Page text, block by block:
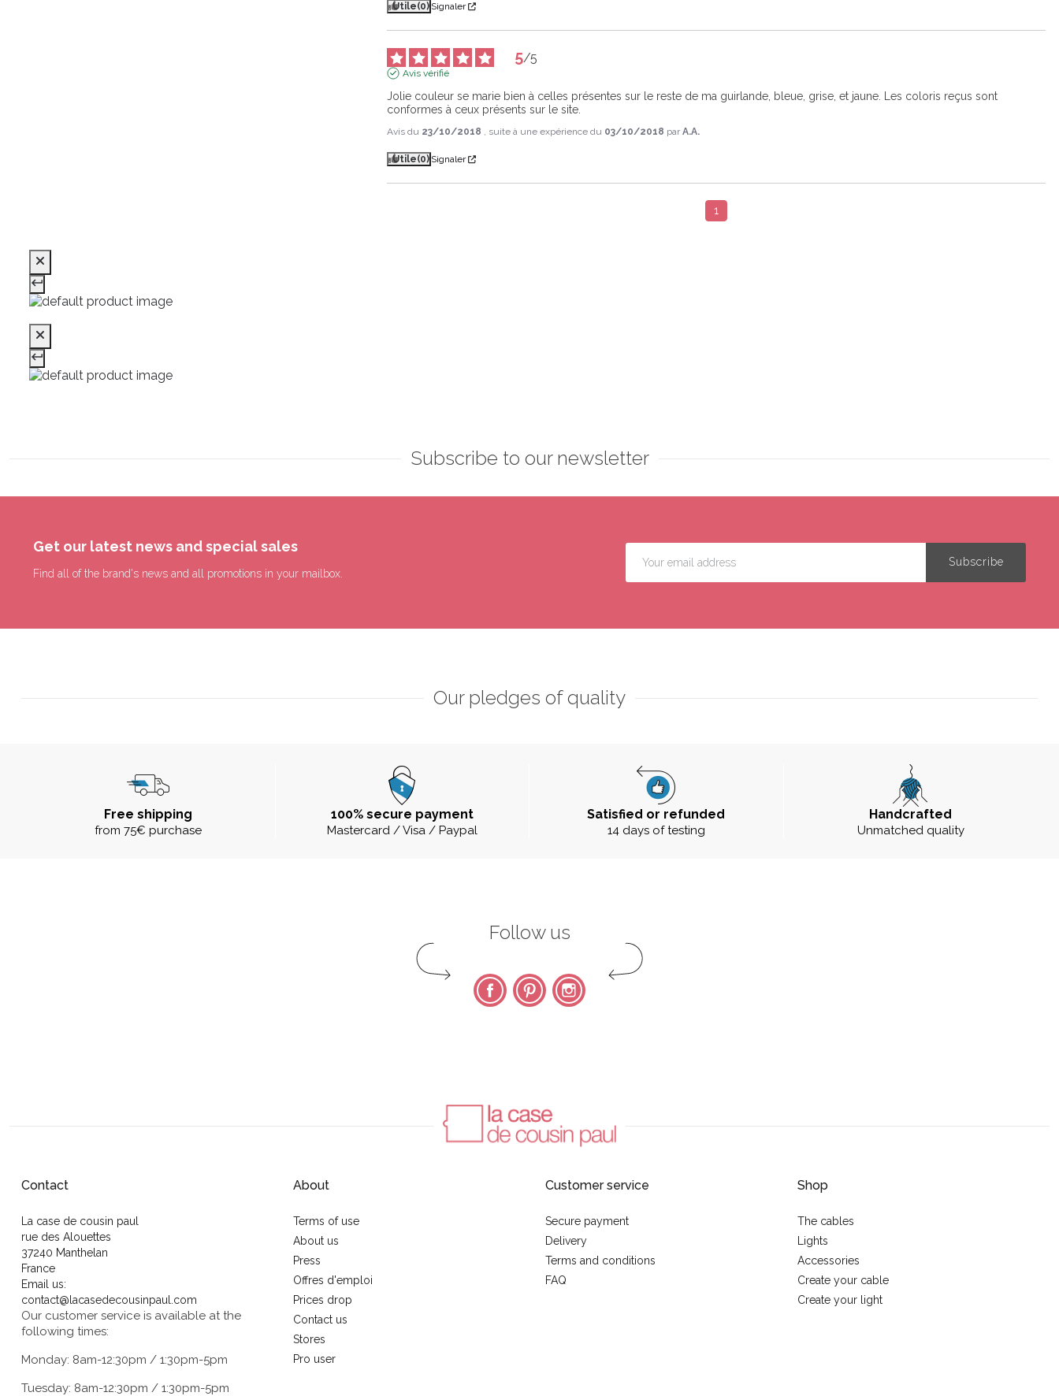
Utile(0) Signaler
5/5
Avis vérifié
Jolie couleur se marie bien à celles présentes sur le reste de ma guirlande, bleue, grise, et jaune. Les coloris reçus sont
conformes à ceux présents sur le site.
Avis du 23/10/2018 , suite à une expérience du 03/10/2018 parA.A.
Utile(0) Signaler
1
Subscribe to our newsletter
Get our latest news and special sales
Find all of the brand's news and all promotions in your mailbox.
Our pledges of quality
Free shipping
from 75€ purchase
100% secure payment
Mastercard / Visa / Paypal
Satisfied or refunded
14 days of testing
Handcrafted
Unmatched quality
Follow us
FacebookPinterest Instagram
Contact
La case de cousin paul
rue des Alouettes
37240 Manthelan
France
Email us:
contact@lacasedecousinpaul.com
Our customer service is available at the
following times:
Monday: 8am-12:30pm / 1:30pm-5pm
Tuesday: 8am-12:30pm / 1:30pm-5pm
About
Terms of use
About us
Press
Offres d'emploi
Prices drop
Contact us
Stores
Pro user
Customer service
Secure payment
Delivery
Terms and conditions
FAQ
Shop
The cables
Lights
Accessories
Create your cable
Create your light